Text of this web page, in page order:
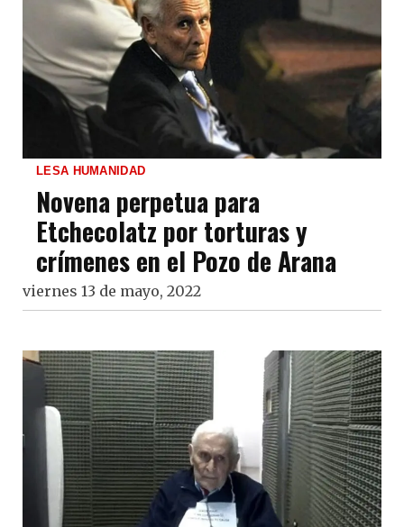
LESA HUMANIDAD
Novena perpetua para
Etchecolatz por torturas y
crímenes en el Pozo de Arana
viernes 13 de mayo, 2022